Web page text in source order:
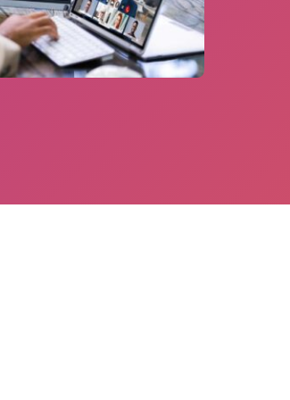
beschleunigen.
Erkenntnisse zu gewinnen.
Mehr über
Confidence